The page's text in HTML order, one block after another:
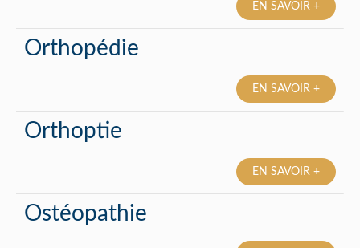
EN SAVOIR +
Orthopédie
EN SAVOIR +
Orthoptie
EN SAVOIR +
Ostéopathie